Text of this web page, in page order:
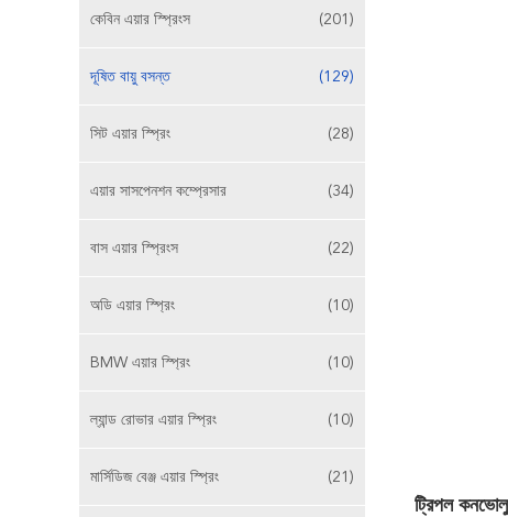
কেবিন এয়ার স্প্রিংস (201)
দূষিত বায়ু বসন্ত (129)
সিট এয়ার স্প্রিং (28)
এয়ার সাসপেনশন কম্প্রেসার (34)
বাস এয়ার স্প্রিংস (22)
অডি এয়ার স্প্রিং (10)
BMW এয়ার স্প্রিং (10)
ল্যান্ড রোভার এয়ার স্প্রিং (10)
মার্সিডিজ বেঞ্জ এয়ার স্প্রিং (21)
ট্রিপল